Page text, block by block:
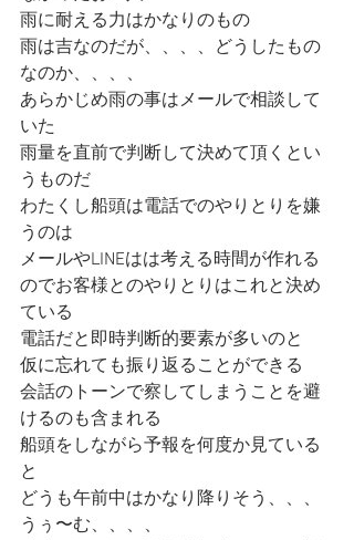
雨に耐える力はかなりのもの
雨は吉なのだが、、、、どうしたもの
なのか、、、、
あらかじめ雨の事はメールで相談して
いた
雨量を直前で判断して決めて頂くとい
うものだ
わたくし船頭は電話でのやりとりを嫌
うのは
メールやLINEはは考える時間が作れる
のでお客様とのやりとりはこれと決め
ている
電話だと即時判断的要素が多いのと
仮に忘れても振り返ることができる
会話のトーンで察してしまうことを避
けるのも含まれる
船頭をしながら予報を何度か見ている
と
どうも午前中はかなり降りそう、、、
うぅ〜む、、、、